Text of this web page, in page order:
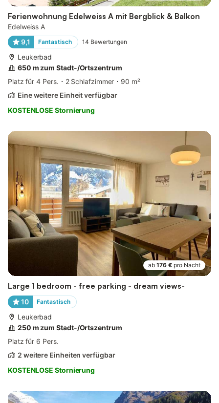
Ferienwohnung Edelweiss A mit Bergblick & Balkon
Edelweiss A
9,1
Fantastisch 14 Bewertungen
Leukerbad
650 m zum Stadt-/Ortszentrum
Platz für 4 Pers.
2 Schlafzimmer
90 m²
Eine weitere Einheit verfügbar
KOSTENLOSE Stornierung
ab 176 € pro Nacht
Large 1 bedroom - free parking - dream views-
10 Fantastisch
Leukerbad
250 m zum Stadt-/Ortszentrum
Platz für 6 Pers.
2 weitere Einheiten verfügbar
KOSTENLOSE Stornierung